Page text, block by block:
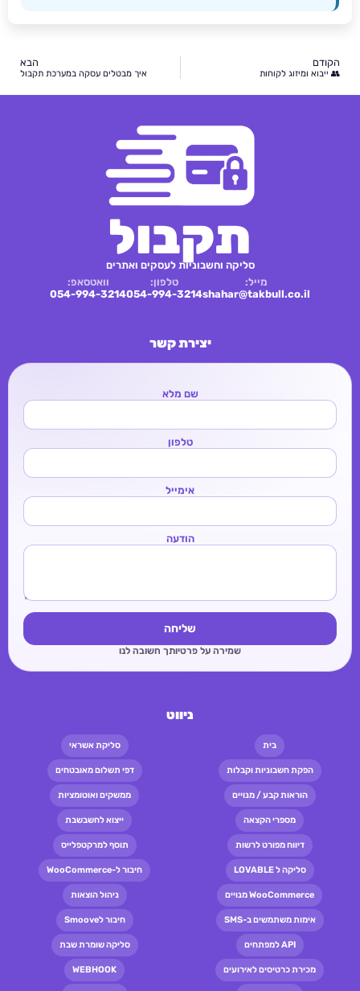
הקודם
👥 ייבוא ומיזוג לקוחות
הבא
איך מבטלים עסקה במערכת תקבול
תקבול
סליקה וחשבוניות לעסקים ואתרים
מייל:
shahar@takbull.co.il
טלפון:
054-994-3214
וואטסאפ:
054-994-3214
יצירת קשר
שם מלא
טלפון
אימייל
הודעה
שליחה
שמירה על פרטיותך חשובה לנו
ניווט
בית סליקת אשראי
הפקת חשבוניות וקבלות דפי תשלום מאובטחים
הוראות קבע / מנויים ממשקים ואוטומציות
מספרי הקצאה ייצוא לחשבשבת
דיווח מפורט לרשות תוסף למרקטפלייס
סליקה ל LOVABLE חיבור ל-WooCommerce
WooCommerce מנויים ניהול הוצאות
אימות משתמשים ב-SMS חיבור לSmoove
API למפתחים סליקה שומרת שבת
מכירת כרטיסים לאירועים WEBHOOK